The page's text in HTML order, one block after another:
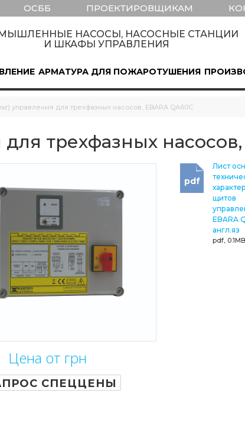
ОСББ ПРОЕКТИРОВЩИКАМ
НАСОСЫ, НАСОСНЫЕ СТАНЦИИ
И ШКАФЫ УПРАВЛЕНИЯ
АРМАТУРА ДЛЯ ПОЖАРОТУШЕНИЯ
управления для трехфазных насосов, EBARA QA60C
трехфазных насосов,
Цена от грн
СПЕЦЦЕНЫ
Лист
щитов
EBARA
англ.яз
pdf, 0.1MB
pdf